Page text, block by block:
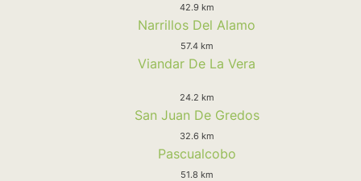
42.9 km
Narrillos Del Alamo
57.4 km
Viandar De La Vera
24.2 km
San Juan De Gredos
32.6 km
Pascualcobo
51.8 km